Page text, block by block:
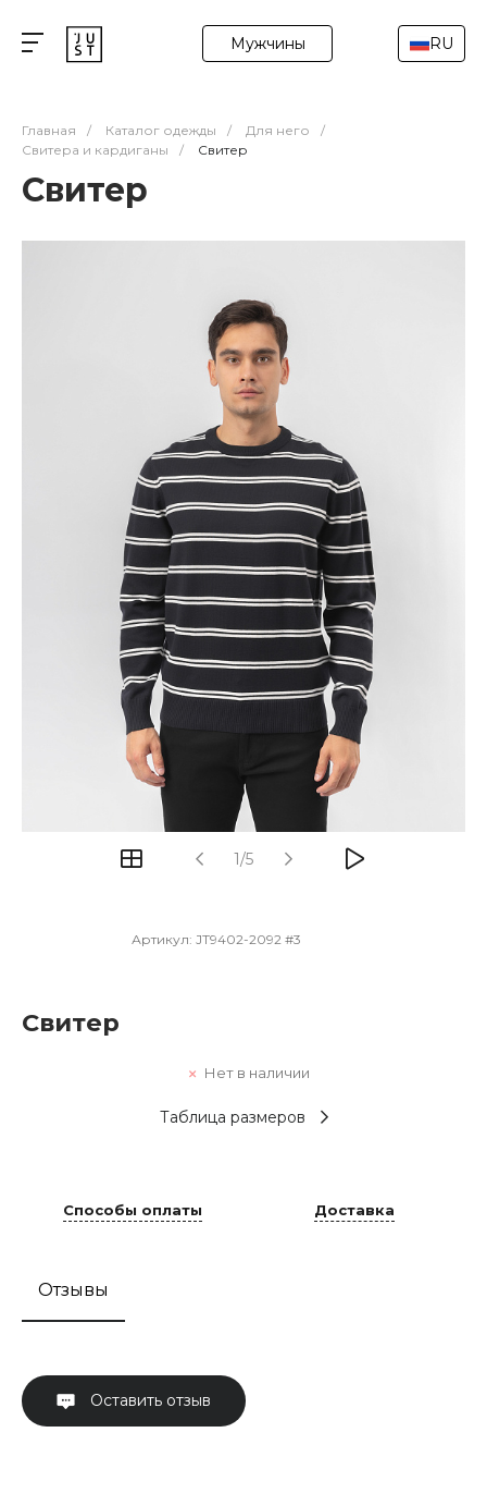
Мужчины RU
Главная / Каталог одежды / Для него
/
Свитера и кардиганы
/ Свитер
Свитер
1/5
Артикул: JT9402-2092 #3
Свитер
Нет в наличии
Таблица размеров
Способы оплаты Доставка
Отзывы
Оставить отзыв